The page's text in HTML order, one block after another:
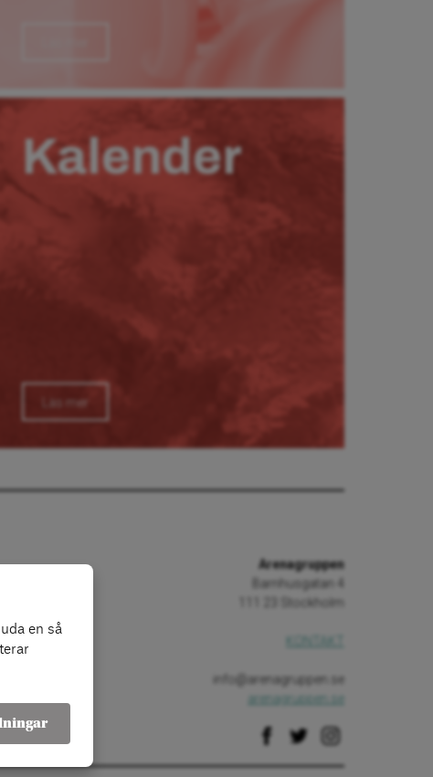
Kalender
Läs mer
Arenagruppen
Barnhusgatan 4
111 23 Stockholm
info@arenagruppen.se
arenagruppen.se
en så